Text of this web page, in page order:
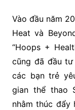
Vào đầu năm
Heat và
“Hoops +
cũng đã đầu
các bạn trẻ
gian thể thao
nhằm thúc